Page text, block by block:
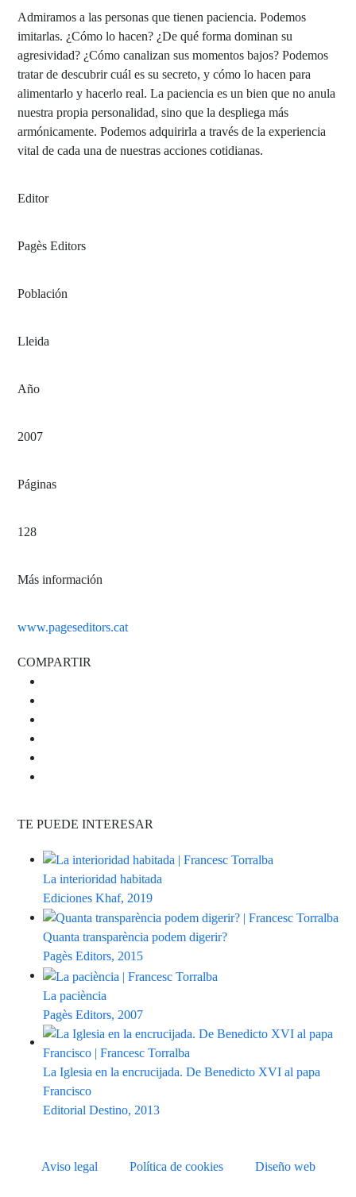
Admiramos a las personas que tienen paciencia. Podemos
imitarlas. ¿Cómo lo hacen? ¿De qué forma dominan su
agresividad? ¿Cómo canalizan sus momentos bajos? Podemos
tratar de descubrir cuál es su secreto, y cómo lo hacen para
alimentarlo y hacerlo real. La paciencia es un bien que no anula
nuestra propia personalidad, sino que la despliega más
armónicamente. Podemos adquirirla a través de la experiencia
vital de cada una de nuestras acciones cotidianas.
Editor
Pagès Editors
Población
Lleida
Año
2007
Páginas
128
Más información
www.pageseditors.cat
COMPARTIR
TE PUEDE INTERESAR
La interioridad habitada
Ediciones Khaf, 2019
Quanta transparència podem digerir?
Pagès Editors, 2015
La paciència
Pagès Editors, 2007
La Iglesia en la encrucijada. De Benedicto XVI al papa
Francisco
Editorial Destino, 2013
Aviso legal Política de cookies Diseño web